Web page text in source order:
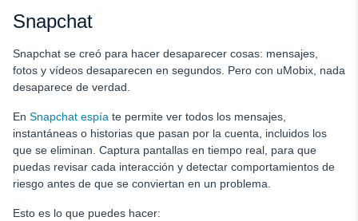
Snapchat
Snapchat se creó para hacer desaparecer cosas: mensajes,
fotos y vídeos desaparecen en segundos. Pero con uMobix, nada
desaparece de verdad.
En Snapchat espía te permite ver todos los mensajes,
instantáneas o historias que pasan por la cuenta, incluidos los
que se eliminan. Captura pantallas en tiempo real, para que
puedas revisar cada interacción y detectar comportamientos de
riesgo antes de que se conviertan en un problema.
Esto es lo que puedes hacer: